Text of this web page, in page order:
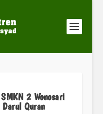
2 Wonosari
Quran